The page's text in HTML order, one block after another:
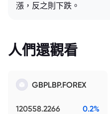
漲，反之則下跌。
人們還觀看
GBPLBP.FOREX
120558.2266 0.2%